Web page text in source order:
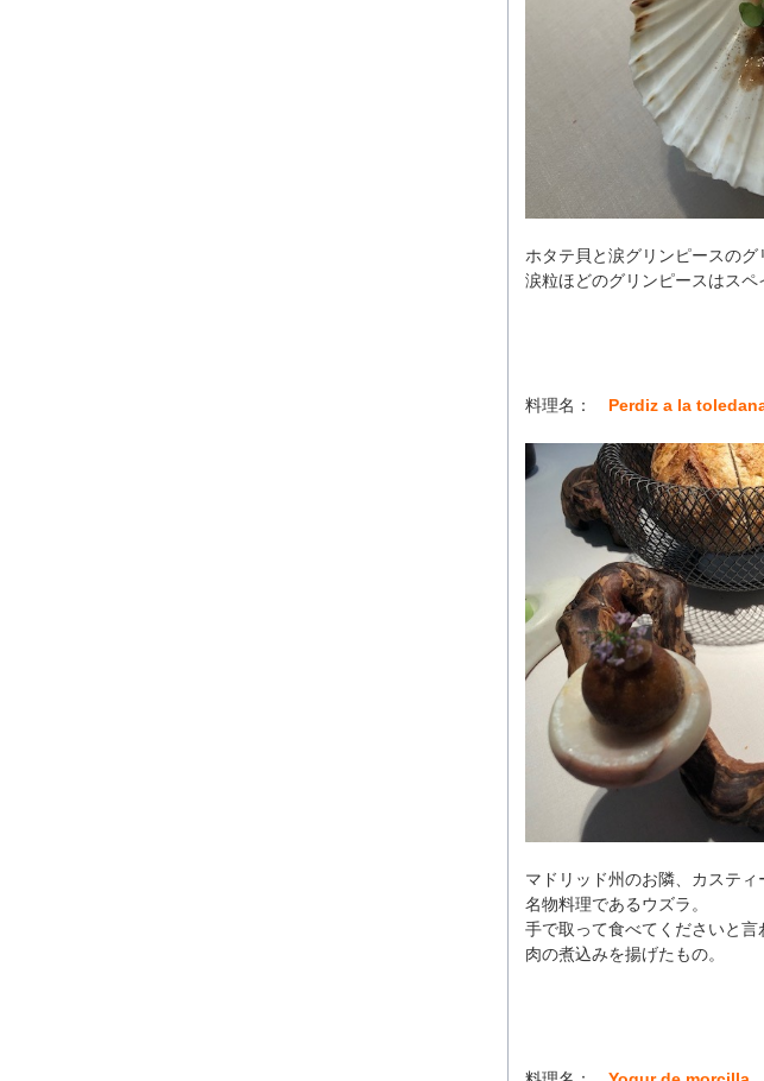
ホタテ貝と涙グリンピースのグ
涙粒ほどのグリンピースはスペ
料理名： Perdiz a la
マドリッド州のお隣、カステ
名物料理であるウズラ。
手で取って食べてくださいと
肉の煮込みを揚げたもの。